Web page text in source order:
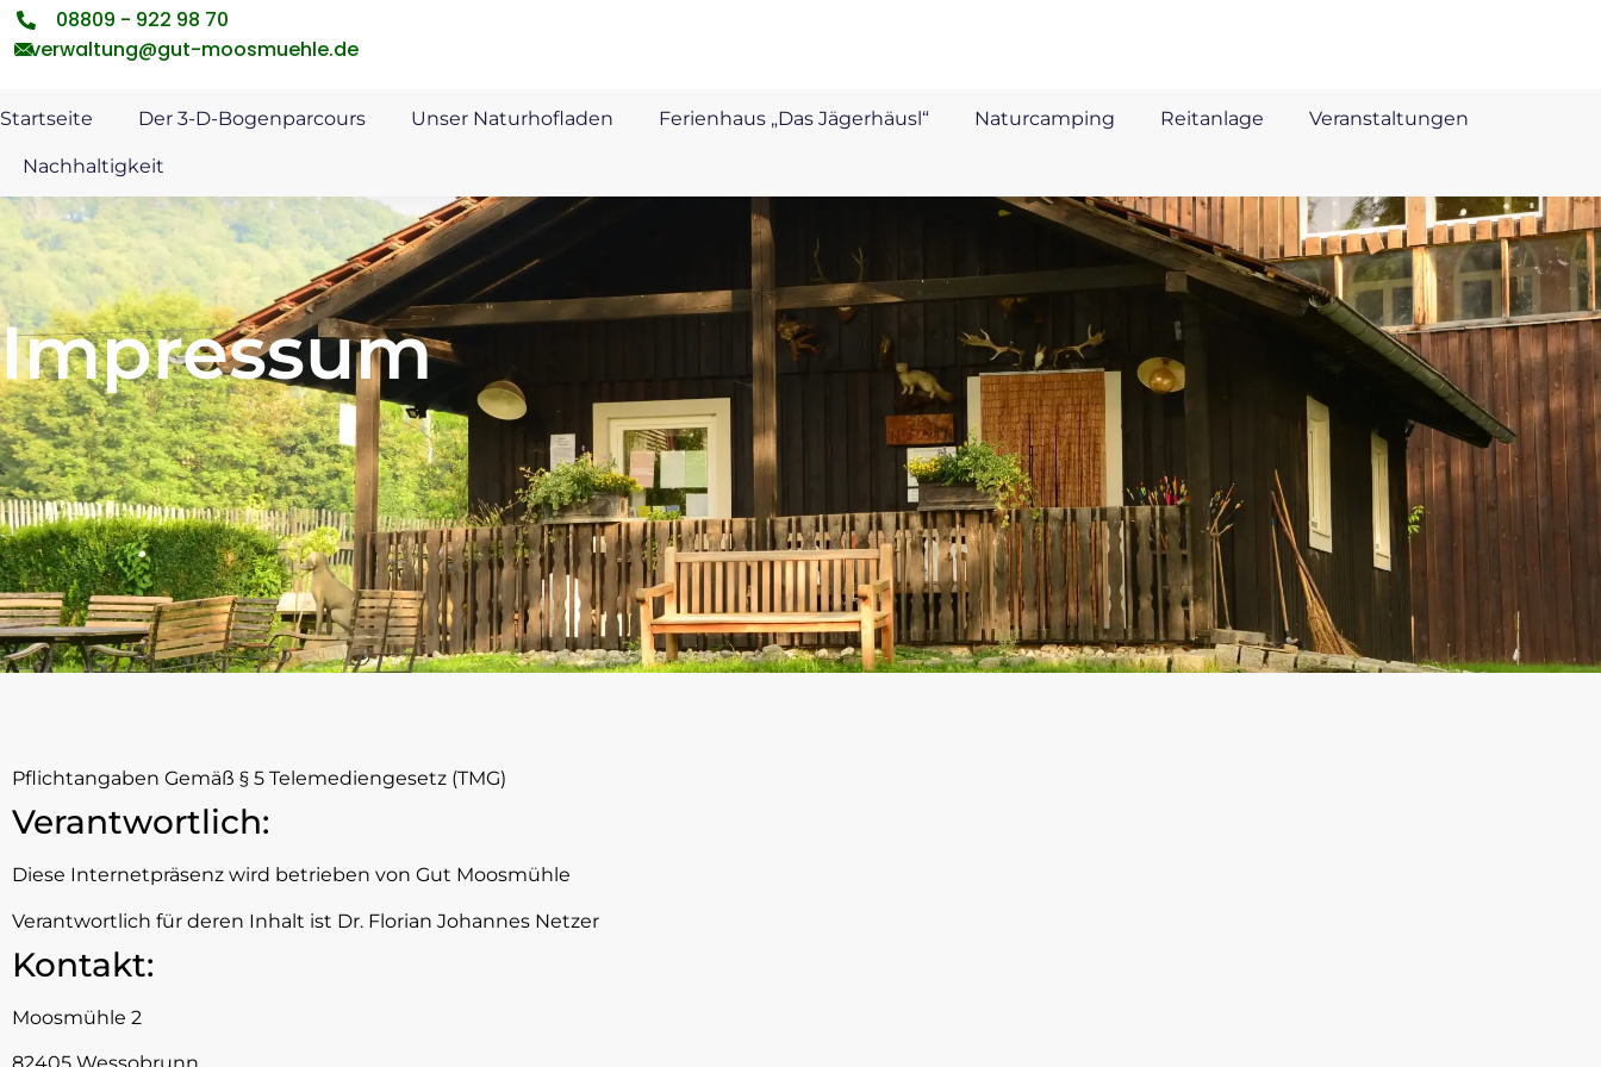
08809 - 922 98 70
verwaltung@gut-moosmuehle.de
Startseite Der 3-D-Bogenparcours Unser Naturhofladen Ferienhaus „Das Jägerhäusl“ Naturcamping Reitanlage Veranstaltungen
Nachhaltigkeit
Impressum
Pflichtangaben Gemäß § 5 Telemediengesetz (TMG)
Verantwortlich:
Diese Internetpräsenz wird betrieben von Gut Moosmühle
Verantwortlich für deren Inhalt ist Dr. Florian Johannes Netzer
Kontakt:
Moosmühle 2